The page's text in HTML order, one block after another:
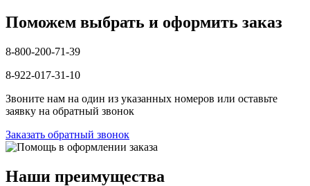
Поможем выбрать и оформить заказ
8-800-200-71-39
8-922-017-31-10
Звоните нам на один из указанных номеров или оставьте
заявку на обратный звонок
Заказать обратный звонок
Наши преимущества